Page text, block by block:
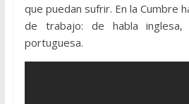
que puedan sufrir. En la Cumbre
de trabajo: de habla inglesa,
portuguesa.